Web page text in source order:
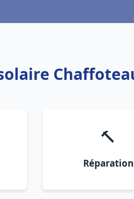
🔨
Réparation